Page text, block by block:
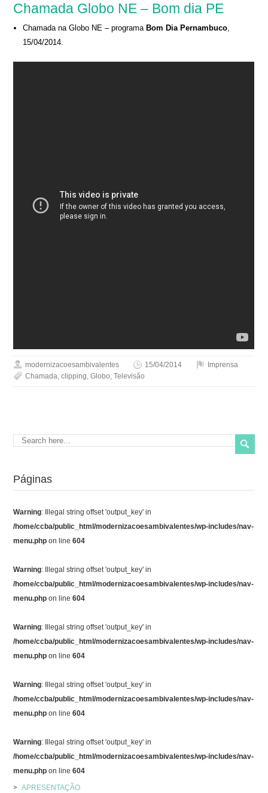
Chamada Globo NE – Bom dia PE
Chamada na Globo NE – programaBom Dia Pernambuco,
15/04/2014.
modernizacoesambivalentes 15/04/2014
Imprensa
Chamada,clipping,Globo,Televisão
Páginas
Warning: Illegal string offset 'output_key' in
/home/ccba/public_html/modernizacoesambivalentes/wp-includes/nav-
menu.php on line604
Warning: Illegal string offset 'output_key' in
/home/ccba/public_html/modernizacoesambivalentes/wp-includes/nav-
menu.php on line604
Warning: Illegal string offset 'output_key' in
/home/ccba/public_html/modernizacoesambivalentes/wp-includes/nav-
menu.php on line604
Warning: Illegal string offset 'output_key' in
/home/ccba/public_html/modernizacoesambivalentes/wp-includes/nav-
menu.php on line604
Warning: Illegal string offset 'output_key' in
/home/ccba/public_html/modernizacoesambivalentes/wp-includes/nav-
menu.php on line604
APRESENTAÇÃO